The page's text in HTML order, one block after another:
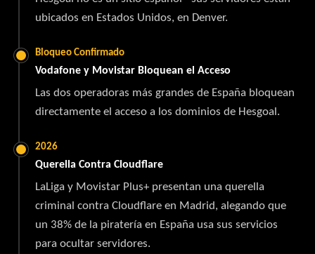
ubicados en Estados Unidos, en Denver.
Bloqueo Confirmado
Vodafone y Movistar Bloquean el Acceso
Las dos operadoras más grandes de España bloquean
directamente el acceso a los dominios de Hesgoal.
2026
Querella Contra Cloudflare
LaLiga y Movistar Plus+ presentan una querella
criminal contra Cloudflare en Madrid, alegando que
un 38% de la piratería en España usa sus servicios
para ocultar servidores.